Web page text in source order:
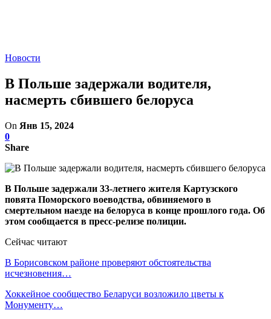
Новости
В Польше задержали водителя,
насмерть сбившего белоруса
On Янв 15, 2024
0
Share
В Польше задержали 33-летнего жителя Картузского
повята Поморского воеводства, обвиняемого в
смертельном наезде на белоруса в конце прошлого года. Об
этом сообщается в пресс-релизе полиции.
Сейчас читают
В Борисовском районе проверяют обстоятельства
исчезновения…
Хоккейное сообщество Беларуси возложило цветы к
Монументу…